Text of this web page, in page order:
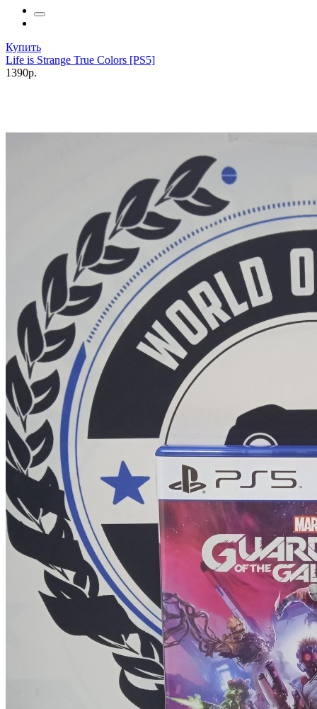
Купить
Life is Strange True Colors [PS5]
1390р.